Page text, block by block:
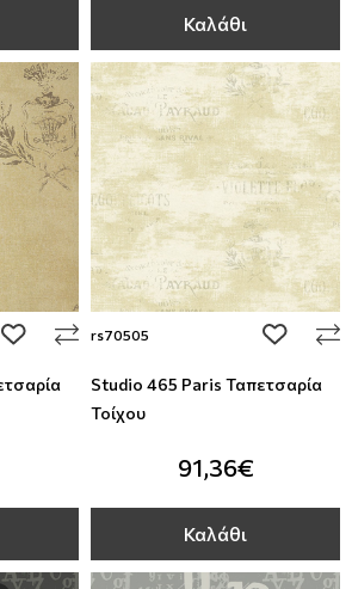
Καλάθι
add to wishlist
rs70505 add to
Studio 465 Paris Ταπετσαρία
Τοίχου
91,36€
Καλάθι